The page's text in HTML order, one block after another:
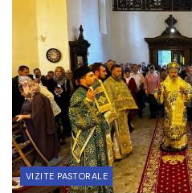
VIZITE PASTORALE